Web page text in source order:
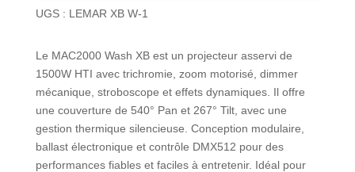
UGS : LEMAR XB W-1
Le MAC2000 Wash XB est un projecteur asservi de
1500W HTI avec trichromie, zoom motorisé, dimmer
mécanique, stroboscope et effets dynamiques. Il offre
une couverture de 540° Pan et 267° Tilt, avec une
gestion thermique silencieuse. Conception modulaire,
ballast électronique et contrôle DMX512 pour des
performances fiables et faciles à entretenir. Idéal pour